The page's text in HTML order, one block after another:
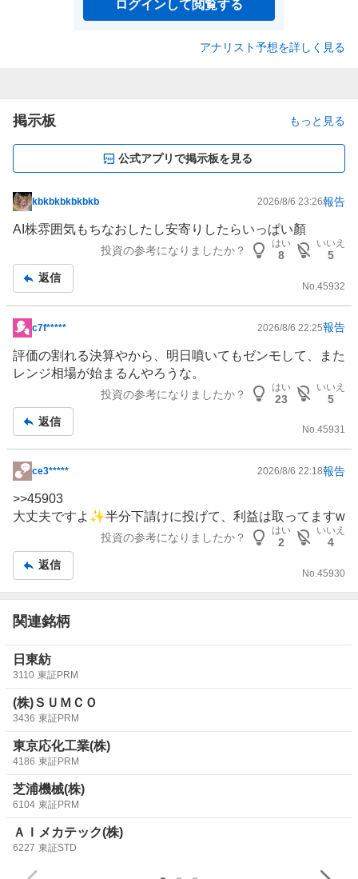
ログインして閲覧する
アナリスト予想を詳しく見る
掲示板 もっと見る
公式アプリで掲示板を見る
掲
示
記
事
kbkbkbkbkbkb 2026/8/6 23:26報告
AI株雰囲気もちなおしたし安寄りしたらいっぱい顏
投資の参考になりましたか？
はい
8
いいえ
5
返信
No. 45932
掲
示
板
事
c7f***** 2026/8/6 22:25報告
評価の割れる決算やから、明日噴いてもゼンモして、また
レンジ相場が始まるんやろうな。
投資の参考になりましたか？
はい
23
いいえ
5
返信
No.45931
掲
示
板
事
ce3***** 2026/8/6 22:18報告
>>45903
大丈夫ですよ✨️半分下請けに投げて、利益は取ってますw
投資の参考になりましたか？
はい
2
いいえ
4
返信
No. 45930
関連銘柄
日東紡
3110 東証PRM
(株)ＳＵＭＣＯ
3436 東証PRM
東京応化工業(株)
4186 東証PRM
芝浦機械(株)
6104 東証PRM
ＡＩメカテック(株)
6227 東証STD